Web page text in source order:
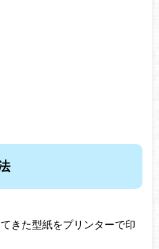
きた型紙をプリンターで印